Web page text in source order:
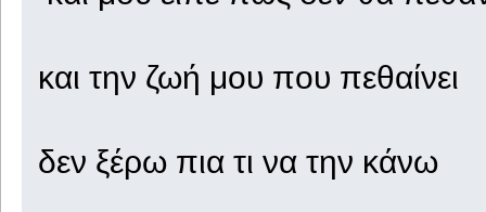
και την ζωή μου που πεθαίνει
δεν ξέρω πια τι να την κάνω